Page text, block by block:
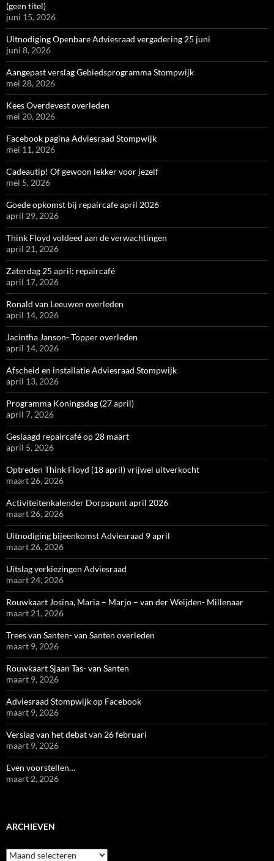
(geen titel)
juni 15, 2026
Uitnodiging Openbare Adviesraad vergadering 25 juni
juni 8, 2026
Aangepast verslag Gebiedsprogramma Stompwijk
mei 28, 2026
Kees Overdevest overleden
mei 20, 2026
Facebook pagina Adviesraad Stompwijk
mei 11, 2026
Cadeautip! Of gewoon lekker voor jezelf
mei 5, 2026
Goede opkomst bij repaircafe april 2026
april 29, 2026
Think Floyd voldeed aan de verwachtingen
april 21, 2026
Zaterdag 25 april: repaircafé
april 17, 2026
Ronald van Leeuwen overleden
april 14, 2026
Jacintha Janson- Topper overleden
april 14, 2026
Afscheid en installatie Adviesraad Stompwijk
april 13, 2026
Programma Koningsdag (27 april)
april 7, 2026
Geslaagd repaircafé op 28 maart
april 5, 2026
Optreden Think Floyd (18 april) vrijwel uitverkocht
maart 26, 2026
Activiteitenkalender Dorpspunt april 2026
maart 26, 2026
Uitnodiging bijeenkomst Adviesraad 9 april
maart 26, 2026
Uitslag verkiezingen Adviesraad
maart 24, 2026
Rouwkaart Josina, Maria – Marjo – van der Weijden- Millenaar
maart 21, 2026
Trees van Santen- van Santen overleden
maart 9, 2026
Rouwkaart Sjaan Tas- van Santen
maart 9, 2026
Adviesraad Stompwijk op Facebook
maart 9, 2026
Verslag van het debat van 26 februari
maart 9, 2026
Even voorstellen…
maart 2, 2026
ARCHIEVEN
Archieven